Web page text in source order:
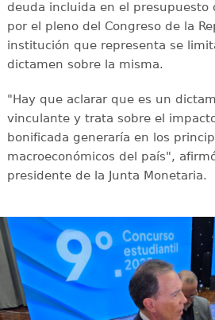
deuda incluida en el presupuesto
por el pleno del Congreso de la
institución que representa se
dictamen sobre la misma.
"Hay que aclarar que es un
vinculante y trata sobre el
bonificada generaría en los
macroeconómicos del país",
presidente de la Junta Monetaria.